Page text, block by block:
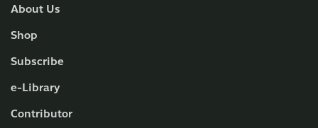
About Us
Shop
Subscribe
e-Library
Contributor